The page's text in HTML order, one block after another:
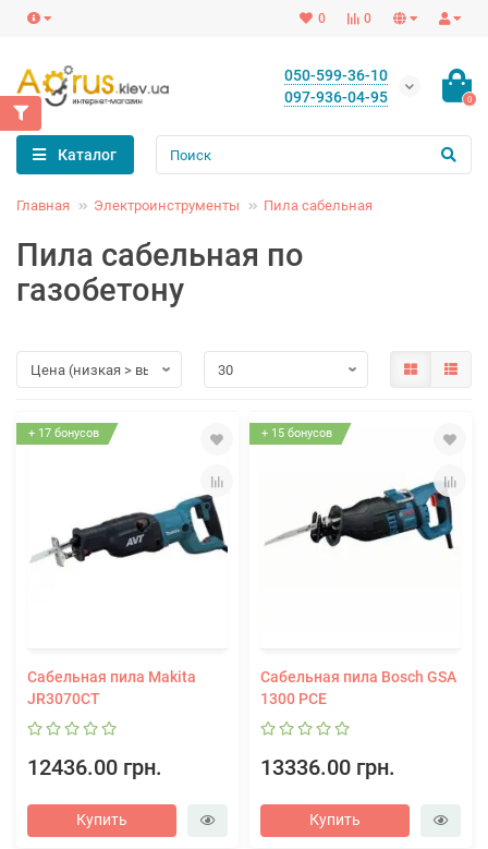
0
0
050-599-36-10
097-936-04-95
0
Каталог
Главная Электроинструменты Пила сабельная
Пила сабельная по
газобетону
+ 17 бонусов
Сабельная пила Makita
JR3070CT
12436.00 грн.
Купить
+ 15 бонусов
Сабельная пила Bosch GSA
1300 PCE
13336.00 грн.
Купить